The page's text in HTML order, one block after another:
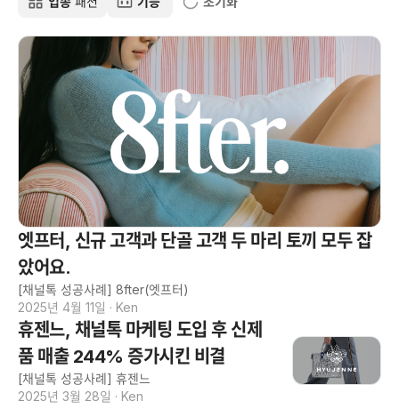
엣프터, 신규 고객과 단골 고객 두 마리 토끼 모두 잡
았어요.
[채널톡 성공사례] 8fter(엣프터)
2025년 4월 11일 · Ken
휴젠느, 채널톡 마케팅 도입 후 신제
품 매출 244% 증가시킨 비결
[채널톡 성공사례] 휴젠느
2025년 3월 28일 · Ken